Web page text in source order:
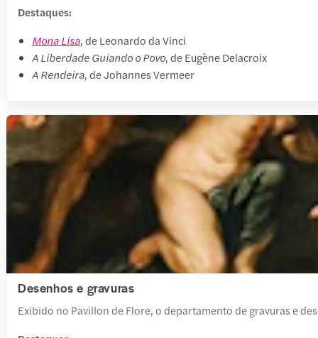
Destaques:
Mona Lisa, de Leonardo da Vinci
A Liberdade Guiando o Povo, de Eugène Delacroix
A Rendeira, de Johannes Vermeer
Desenhos e gravuras
Exibido no Pavillon de Flore, o departamento de gravuras e